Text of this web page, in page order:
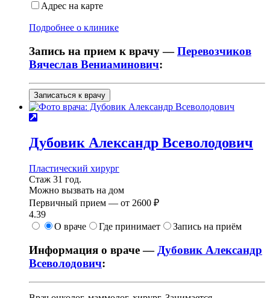
Адрес на карте
Подробнее о клинике
Запись на прием к врачу —Перевозчиков
Вячеслав Вениаминович:
Записаться к врачу
Дубовик Александр Всеволодович
Пластический хирург
Стаж 31 год.
Можно вызвать на дом
Первичный прием — от 2600 ₽
4.39
О враче
Где принимает Запись на приём
Информация о враче — Дубовик Александр
Всеволодович: